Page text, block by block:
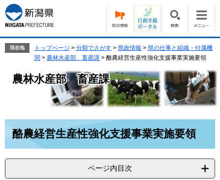
ー
ジ
の
ニ
ュ
ー
へ
現在地 トップページ > 分類でさがす > 県政情報 > 県の仕事と組織・付属機
関 > 農林水産部 畜産課 > 酪農経営生産性強化支援事業実施要領
農林水産部 畜産課
酪農経営生産性強化支援事業実施要領
ページ内目次